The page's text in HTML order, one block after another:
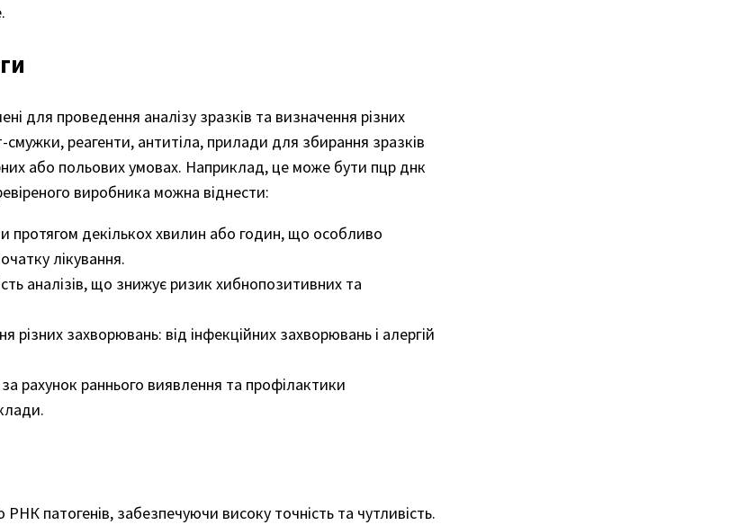
для проведення аналізу зразків та визначення різних
реагенти, антитіла, прилади для збирання зразків
або польових умовах. Наприклад, це може бути пцр днк
виробника можна віднести:
протягом декількох хвилин або годин, що особливо
лікування.
аналізів, що знижує ризик хибнопозитивних та
захворювань: від інфекційних захворювань і алергій
рахунок раннього виявлення та профілактики
патогенів, забезпечуючи високу точність та чутливість.